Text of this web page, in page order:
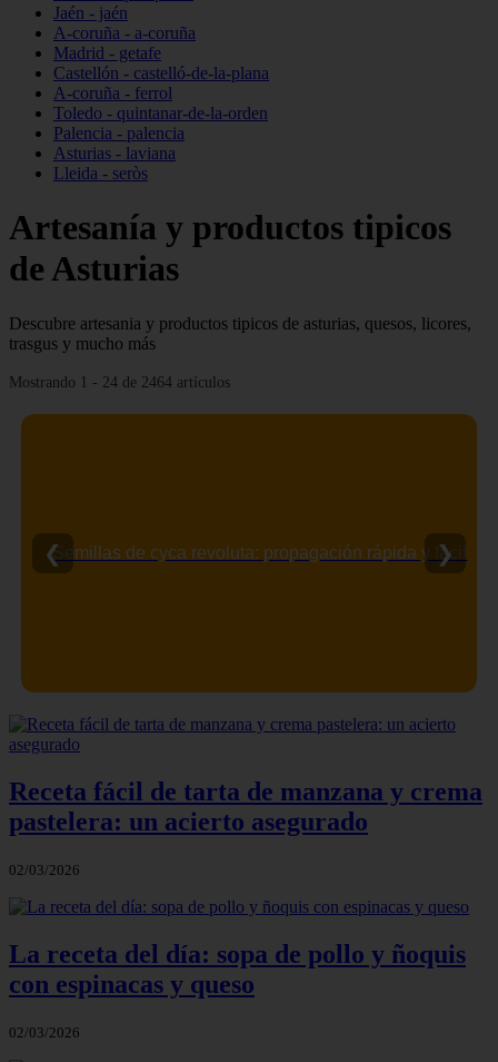
Jaén - jaén
A-coruña - a-coruña
Madrid - getafe
Castellón - castelló-de-la-plana
A-coruña - ferrol
Toledo - quintanar-de-la-orden
Palencia - palencia
Asturias - laviana
Lleida - seròs
Artesanía y productos tipicos
de Asturias
Descubre artesania y productos tipicos de asturias, quesos, licores,
trasgus y mucho más
Mostrando 1 - 24 de 2464 artículos
Semillas de cyca revoluta: propagación rápida y fácil
❮ ❯
Receta fácil de tarta de manzana y crema
pastelera: un acierto asegurado
02/03/2026
La receta del día: sopa de pollo y ñoquis
con espinacas y queso
02/03/2026